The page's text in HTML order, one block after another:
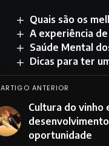
Quais são os
A experiência
Saúde Mental
Dicas para ter
ARTIGO ANTERIOR
Cultura do vinho
oportunidade